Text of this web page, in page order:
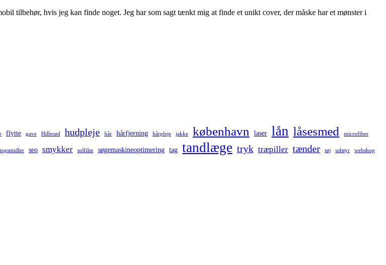
tilbehør, hvis jeg kan finde noget. Jeg har som sagt tænkt mig at finde et unikt cover, der måske har et mønster i
flytte gave Hillerød hudpleje hår hårfjerning hårpleje jakke københavn laser lån låsesmed microfiber
seo smykker solfilm søgemaskineoptimering tag tandlæge tryk træpiller tænder tøj udstyr webshop